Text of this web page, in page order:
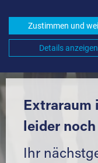
UMGEBUNG *
Komfortabel
Extraraum
leider
Ihr
Zustimmen und
Details anzeigen